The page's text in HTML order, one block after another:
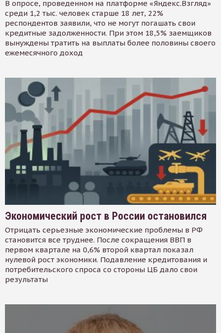
В опросе, проведенном на платформе «Яндекс.Взгляд»
среди 1,2 тыс. человек старше 18 лет, 22%
респондентов заявили, что не могут погашать свои
кредитные задолженности. При этом 18,5% заемщиков
вынуждены тратить на выплаты более половины своего
ежемесячного доход
Экономический рост в России остановился
Отрицать серьезные экономические проблемы в РФ
становится все труднее. После сокращения ВВП в
первом квартале на 0,6% второй квартал показал
нулевой рост экономики. Подавление кредитования и
потребительского спроса со стороны ЦБ дало свои
результаты